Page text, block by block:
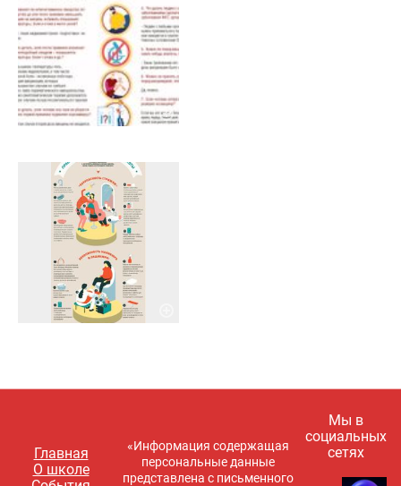
Главная
О школе
«Информация содержащая
персональные данные
представлена с письменного
Мы в
социальных
сетях